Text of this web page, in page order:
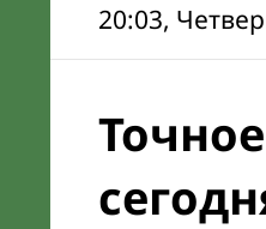
20:03,